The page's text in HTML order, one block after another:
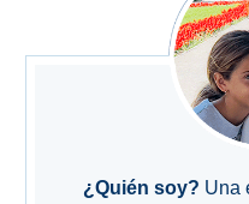
¿Quién soy? Una